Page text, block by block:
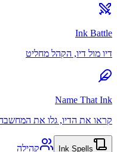
Ink Battle
דיו מול דיו, הקהל מחליט
Name That Ink
קראו את הדיו, גלו את המחשבה
Ink Spells קהילה